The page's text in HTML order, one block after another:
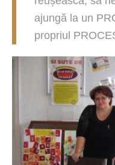
ajungă la un
propriul